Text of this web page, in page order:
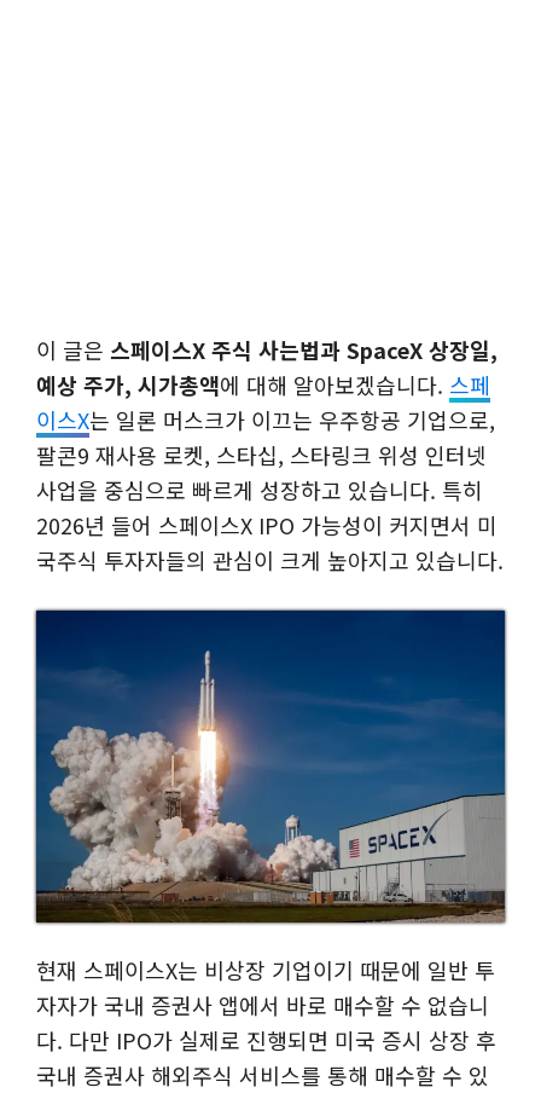
이 글은 스페이스X 주식 사는법과 SpaceX 상장일,
예상 주가, 시가총액에 대해 알아보겠습니다. 스페
이스X는 일론 머스크가 이끄는 우주항공 기업으로,
팔콘9 재사용 로켓, 스타십, 스타링크 위성 인터넷
사업을 중심으로 빠르게 성장하고 있습니다. 특히
2026년 들어 스페이스X IPO 가능성이 커지면서 미
국주식 투자자들의 관심이 크게 높아지고 있습니다.
현재 스페이스X는 비상장 기업이기 때문에 일반 투
자자가 국내 증권사 앱에서 바로 매수할 수 없습니
다. 다만 IPO가 실제로 진행되면 미국 증시 상장 후
국내 증권사 해외주식 서비스를 통해 매수할 수 있